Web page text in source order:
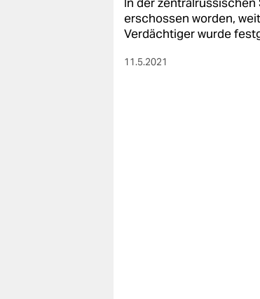
erschossen worden,
Verdächtiger wurde
11.5.2021